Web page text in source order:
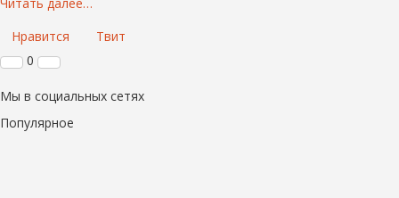
Нравится
Твит
0
Мы в социальных сетях
Популярное